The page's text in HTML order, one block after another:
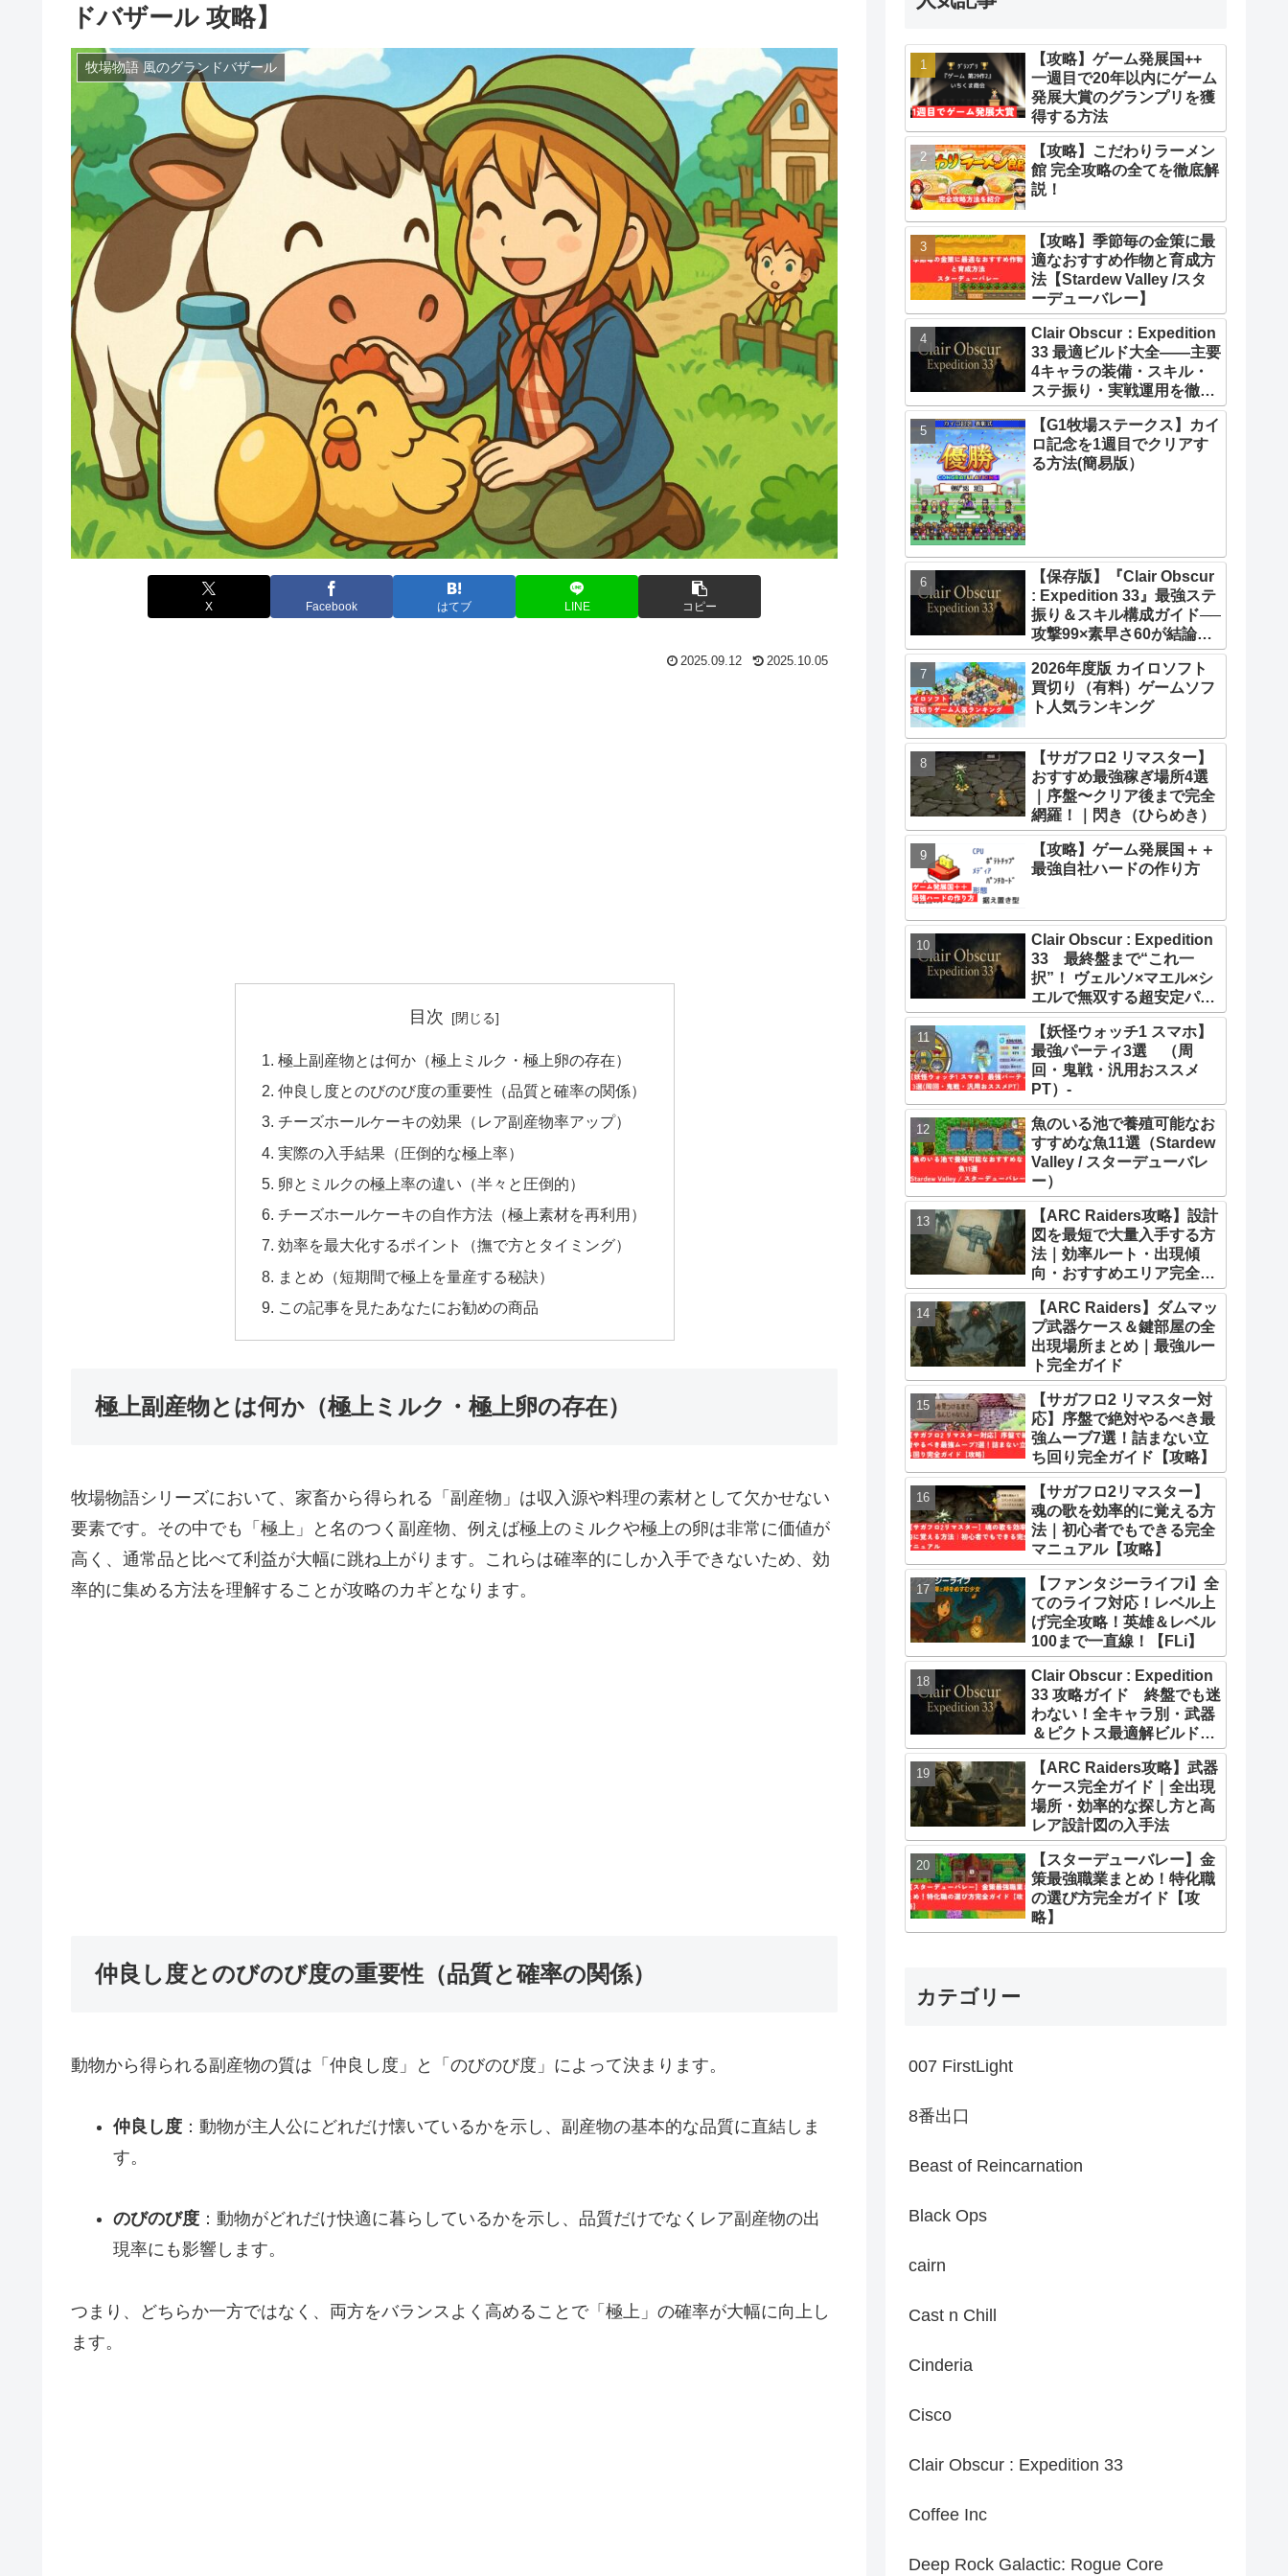
ドバザール 攻略】
牧場物語 風のグランドバザール
X Facebook はてブ LINE コピー
2025.09.12 2025.10.05
目次
極上副産物とは何か（極上ミルク・極上卵の存在）
仲良し度とのびのび度の重要性（品質と確率の関係）
チーズホールケーキの効果（レア副産物率アップ）
実際の入手結果（圧倒的な極上率）
卵とミルクの極上率の違い（半々と圧倒的）
チーズホールケーキの自作方法（極上素材を再利用）
効率を最大化するポイント（撫で方とタイミング）
まとめ（短期間で極上を量産する秘訣）
この記事を見たあなたにお勧めの商品
極上副産物とは何か（極上ミルク・極上卵の存在）
牧場物語シリーズにおいて、家畜から得られる「副産物」は収入源や料理の素材として欠かせない
要素です。その中でも「極上」と名のつく副産物、例えば極上のミルクや極上の卵は非常に価値が
高く、通常品と比べて利益が大幅に跳ね上がります。これらは確率的にしか入手できないため、効
率的に集める方法を理解することが攻略のカギとなります。
仲良し度とのびのび度の重要性（品質と確率の関係）
動物から得られる副産物の質は「仲良し度」と「のびのび度」によって決まります。
仲良し度：動物が主人公にどれだけ懐いているかを示し、副産物の基本的な品質に直結しま
す。
のびのび度：動物がどれだけ快適に暮らしているかを示し、品質だけでなくレア副産物の出
現率にも影響します。
つまり、どちらか一方ではなく、両方をバランスよく高めることで「極上」の確率が大幅に向上し
ます。
【攻略】ゲーム発展国++
一週目で20年以内にゲーム
発展大賞のグランプリを獲
得する方法
【攻略】こだわりラーメン
館 完全攻略の全てを徹底解
説！
【攻略】季節毎の金策に最
適なおすすめ作物と育成方
法【Stardew Valley /スタ
ーデューバレー】
Clair Obscur：Expedition
33 最適ビルド大全――主要
4キャラの装備・スキル・
ステ振り・実戦運用を徹底
解説【クレールオブスキュ
ール エクスペディション
33】【攻略】
【G1牧場ステークス】カイ
ロ記念を1週目でクリアす
る方法(簡易版）
【保存版】『Clair Obscur
: Expedition 33』最強ステ
振り＆スキル構成ガイド──
攻撃99×素早さ60が結論！
全キャラ万能ビルド徹底解
説
2026年度版 カイロソフト
買切り（有料）ゲームソフ
ト人気ランキング
【サガフロ2 リマスター】
おすすめ最強稼ぎ場所4選
｜序盤〜クリア後まで完全
網羅！｜閃き（ひらめき）
【攻略】ゲーム発展国＋＋
最強自社ハードの作り方
Clair Obscur : Expedition
33 最終盤まで“これ一
択”！ ヴェルソ×マエル×シ
エルで無双する超安定パー
ティー構築ガイド
【妖怪ウォッチ1 スマホ】
最強パーティ3選 （周
回・鬼戦・汎用おススメ
PT）-
魚のいる池で養殖可能なお
すすめな魚11選（Stardew
Valley / スターデューバレ
ー）
【ARC Raiders攻略】設計
図を最短で大量入手する方
法｜効率ルート・出現傾
向・おすすめエリア完全ま
とめ
【ARC Raiders】ダムマッ
プ武器ケース＆鍵部屋の全
出現場所まとめ｜最強ルー
ト完全ガイド
【サガフロ2 リマスター対
応】序盤で絶対やるべき最
強ムーブ7選！詰まない立
ち回り完全ガイド【攻略】
【サガフロ2リマスター】
魂の歌を効率的に覚える方
法｜初心者でもできる完全
マニュアル【攻略】
【ファンタジーライフi】全
てのライフ対応！レベル上
げ完全攻略！英雄＆レベル
100まで一直線！【FLi】
Clair Obscur : Expedition
33 攻略ガイド 終盤でも迷
わない！全キャラ別・武器
＆ピクトス最適解ビルドま
とめ
【ARC Raiders攻略】武器
ケース完全ガイド｜全出現
場所・効率的な探し方と高
レア設計図の入手法
【スターデューバレー】金
策最強職業まとめ！特化職
の選び方完全ガイド【攻
略】
カテゴリー
007 FirstLight
8番出口
Beast of Reincarnation
Black Ops
cairn
Cast n Chill
Cinderia
Cisco
Clair Obscur : Expedition 33
Coffee Inc
Deep Rock Galactic: Rogue Core